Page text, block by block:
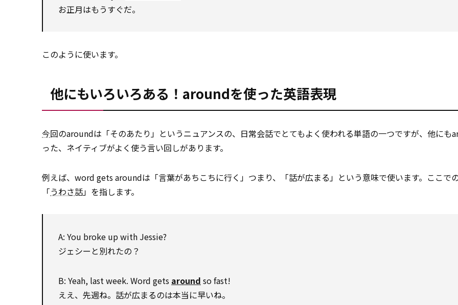
お正月はもうすぐだ。
このように使います。
他にもいろいろある！aroundを使った英語表現
今回のaroundは「そのあたり」というニュアンスの、日常会話でとてもよく使われる単語の一つですが、他にも
った、ネイティブがよく使う言い回しがあります。
例えば、word gets aroundは「言葉があちこちに行く」つまり、「話が広まる」という意味で使います。ここで
「うわさ話」を指します。
A: You broke up with Jessie?
ジェシーと別れたの？
B: Yeah, last week. Word gets around so fast!
ええ、先週ね。話が広まるのは本当に早いね。